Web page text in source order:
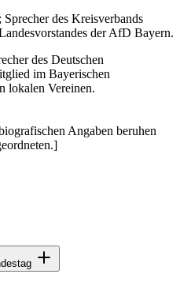
des Kreisverbands
der AfD Bayern.
des Deutschen
im Bayerischen
lokalen Vereinen.
Angaben beruhen